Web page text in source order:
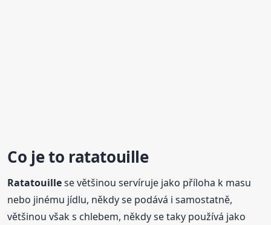
Co je to ratatouille
Ratatouillese většinou servíruje jako příloha k masu
nebo jinému jídlu, někdy se podává i samostatně,
většinou však s chlebem, někdy se taky používá jako